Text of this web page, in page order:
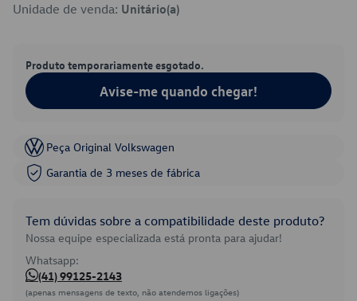
Unidade de venda: Unitário(a)
Produto temporariamente esgotado.
Avise-me quando chegar!
Peça Original Volkswagen
Garantia de 3 meses de fábrica
Tem dúvidas sobre a compatibilidade deste produto?
Nossa equipe especializada está pronta para ajudar!
Whatsapp:
(41) 99125-2143
(apenas mensagens de texto, não atendemos ligações)